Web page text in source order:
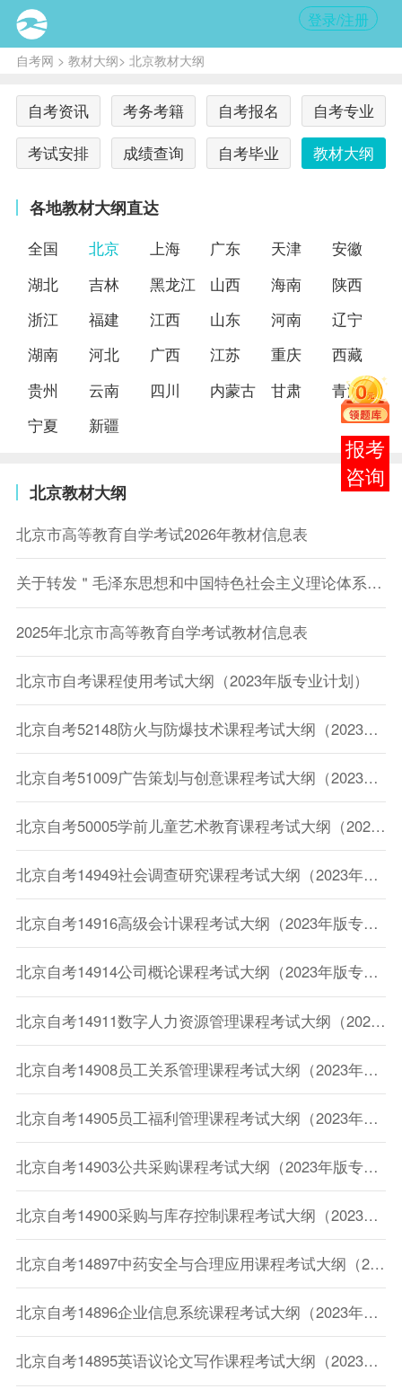
登录/注册
自考网 > 教材大纲> 北京教材大纲
自考资讯 考务考籍 自考报名
自考专业
考试安排
成绩查询 自考毕业 教材大纲
各地教材大纲直达
全国 北京 上海 广东 天津
安徽
湖北
吉林 黑龙江 山西 海南
陕西
浙江
福建 江西 山东 河南
辽宁
湖南
河北 广西 江苏 重庆
西藏
贵州
云南 四川 内蒙古 甘肃
青海
宁夏
新疆
北京教材大纲
北京市高等教育自学考试2026年教材信息表
关于转发＂毛泽东思想和中国特色社会主义理论体系概论＂等4门思想政治理论课考试大纲的通知
2025年北京市高等教育自学考试教材信息表
北京市自考课程使用考试大纲（2023年版专业计划）
北京自考52148防火与防爆技术课程考试大纲（2023年版专业计划）
北京自考51009广告策划与创意课程考试大纲（2023年版专业计划）
北京自考50005学前儿童艺术教育课程考试大纲（2023年版专业计划）
北京自考14949社会调查研究课程考试大纲（2023年版专业计划）
北京自考14916高级会计课程考试大纲（2023年版专业计划）
北京自考14914公司概论课程考试大纲（2023年版专业计划）
北京自考14911数字人力资源管理课程考试大纲（2023年版专业计划）
北京自考14908员工关系管理课程考试大纲（2023年版专业计划）
北京自考14905员工福利管理课程考试大纲（2023年版专业计划）
北京自考14903公共采购课程考试大纲（2023年版专业计划）
北京自考14900采购与库存控制课程考试大纲（2023年版专业计划）
北京自考14897中药安全与合理应用课程考试大纲（2023年版专业计划）
北京自考14896企业信息系统课程考试大纲（2023年版专业计划）
北京自考14895英语议论文写作课程考试大纲（2023年版专业计划）
报考
咨询